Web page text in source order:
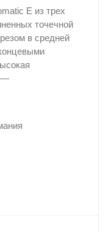
E из трех
точечной
в средней